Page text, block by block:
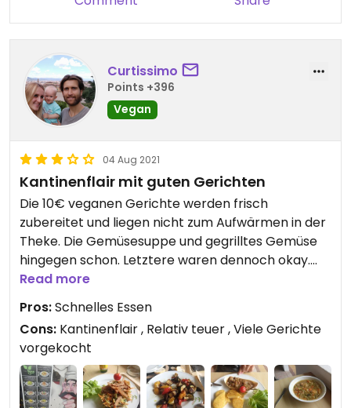
Curtissimo
Points +396
Vegan
04 Aug 2021
Kantinenflair mit guten Gerichten
Die 10€ veganen Gerichte werden frisch
zubereitet und liegen nicht zum Aufwärmen in der
Theke. Die Gemüsesuppe und gegrilltes Gemüse
hingegen schon. Letztere waren dennoch okay.
Couscous mit Tempeh war sehr gut, das andere
Gericht okay.
Read more
Pros:Schnelles Essen
Cons: Kantinenflair , Relativ teuer , Viele Gerichte
vorgekocht